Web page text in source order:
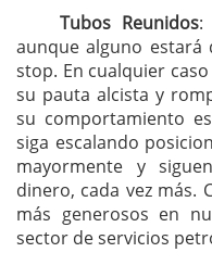
Tubos Reunidos:
aunque alguno
stop. En cualquier
su pauta alcista y
su comportamiento
siga escalando
mayormente y
dinero, cada vez más.
más generosos en
sector de servicios